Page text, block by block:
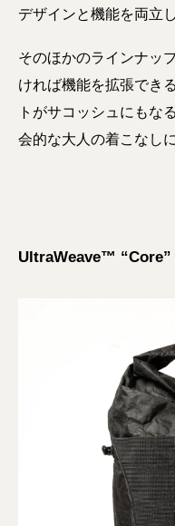
デザインと機能を両立
そのほかのラインナッ
ければ機能を拡張でき
トがサコッシュにもな
会的な大人の着こなし
UltraWeave™ “Core”